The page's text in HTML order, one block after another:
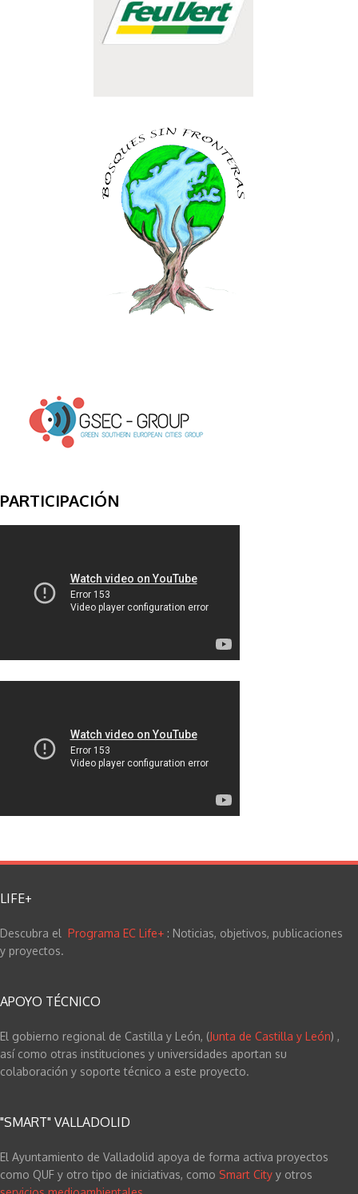
PARTICIPACIÓN
LIFE+
Descubra el Programa EC Life+ : Noticias, objetivos, publicaciones
y proyectos.
APOYO TÉCNICO
El gobierno regional de Castilla y León, (Junta de Castilla y León) ,
así como otras instituciones y universidades aportan su
colaboración y soporte técnico a este proyecto.
"SMART" VALLADOLID
El Ayuntamiento de Valladolid apoya de forma activa proyectos
como QUF y otro tipo de iniciativas, como Smart City y otros